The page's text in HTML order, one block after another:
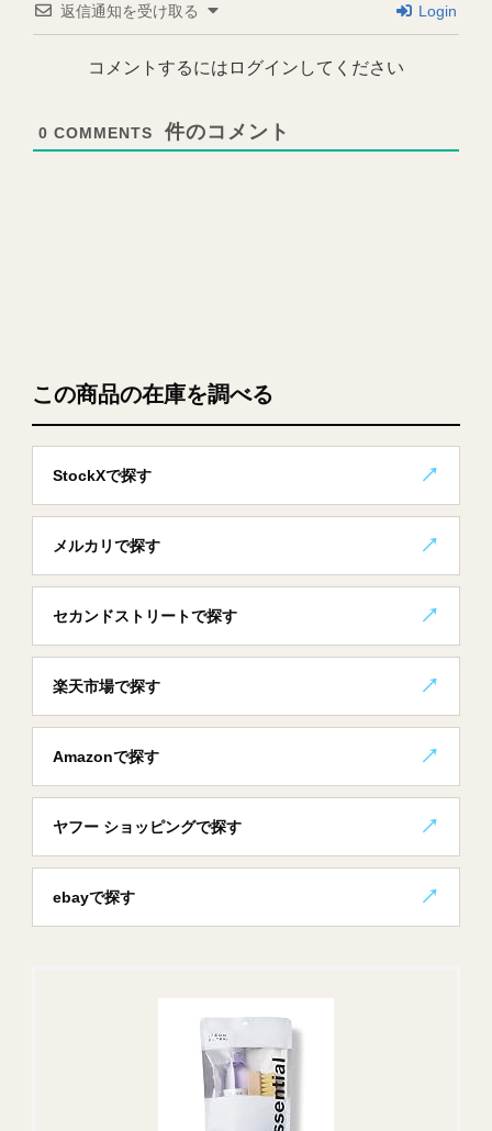
この商品の在庫を調べる
StockXで探す
メルカリで探す
セカンドストリートで探す
楽天市場で探す
Amazonで探す
ヤフー ショッピングで探す
ebayで探す
返信通知を受け取る Login
コメントするにはログインしてください
0 COMMENTS